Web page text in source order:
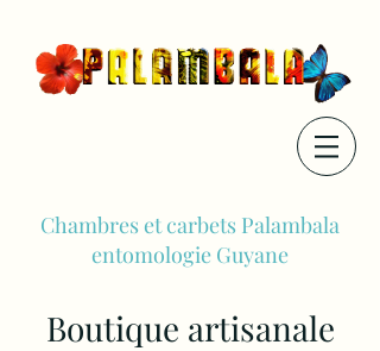
Chambres et carbets Palambala
entomologie Guyane
Boutique artisanale